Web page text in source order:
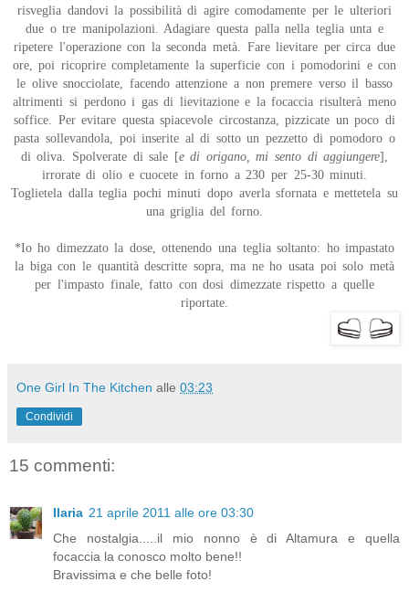
risveglia dandovi la possibilità di agire comodamente per le ulteriori
due o tre manipolazioni. Adagiare questa palla nella teglia unta e
ripetere l'operazione con la seconda metà. Fare lievitare per circa due
ore, poi ricoprire completamente la superficie con i pomodorini e con
le olive snocciolate, facendo attenzione a non premere verso il basso
altrimenti si perdono i gas di lievitazione e la focaccia risulterà meno
soffice. Per evitare questa spiacevole circostanza, pizzicate un poco di
pasta sollevandola, poi inserite al di sotto un pezzetto di pomodoro o
di oliva. Spolverate di sale [e di origano, mi sento di aggiungere],
irrorate di olio e cuocete in forno a 230 per 25-30 minuti.
Toglietela dalla teglia pochi minuti dopo averla sfornata e mettetela su
una griglia del forno.
*Io ho dimezzato la dose, ottenendo una teglia soltanto: ho impastato
la biga con le quantità descritte sopra, ma ne ho usata poi solo metà
per l'impasto finale, fatto con dosi dimezzate rispetto a quelle
riportate.
One Girl In The Kitchen alle 03:23
Condividi
15 commenti:
Ilaria 21 aprile 2011 alle ore 03:30
Che nostalgia.....il mio nonno è di Altamura e quella
focaccia la conosco molto bene!!
Bravissima e che belle foto!